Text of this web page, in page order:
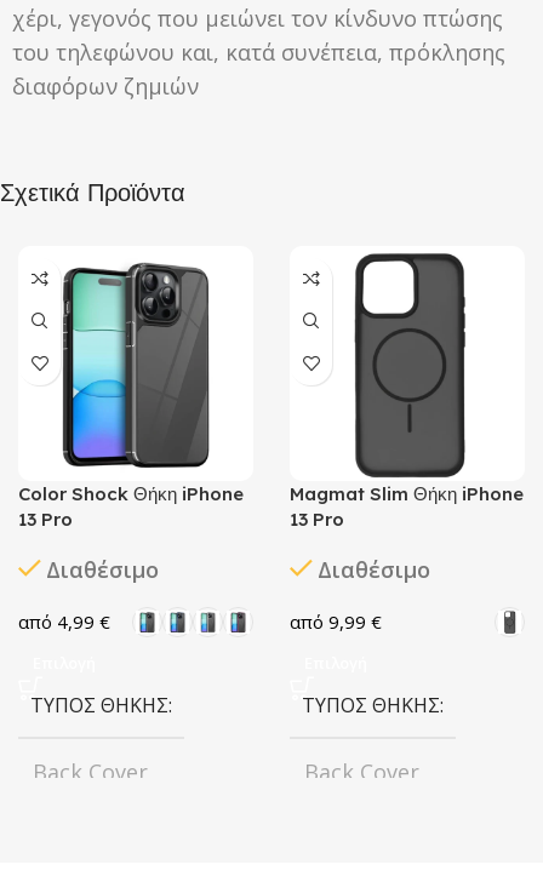
χέρι, γεγονός που μειώνει τον κίνδυνο πτώσης
του τηλεφώνου και, κατά συνέπεια, πρόκλησης
διαφόρων ζημιών
Σχετικά Προϊόντα
Color Shock Θήκη iPhone
13 Pro
Διαθέσιμο
4,99 €
ΤΎΠΟΣ ΘΉΚΗΣ
Back Cover
Magmat Slim Θήκη iPhone
13 Pro
Διαθέσιμο
9,99 €
ΤΎΠΟΣ ΘΉΚΗΣ
Back Cover